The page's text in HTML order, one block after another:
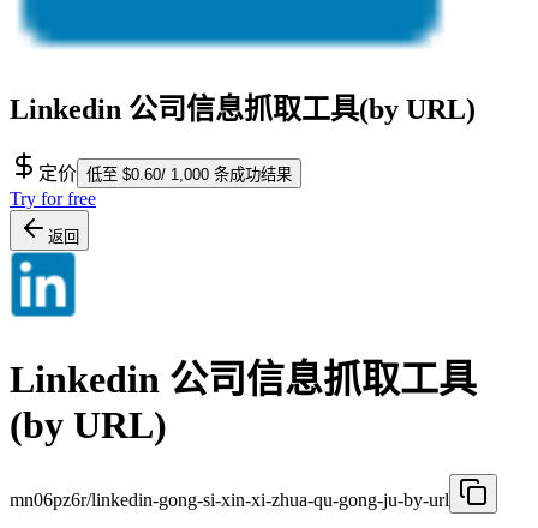
Linkedin 公司信息抓取工具(by URL)
定价 低至 $0.60/ 1,000 条成功结果
Try for free
返回
Linkedin 公司信息抓取工具
(by URL)
mn06pz6r/linkedin-gong-si-xin-xi-zhua-qu-gong-ju-by-url